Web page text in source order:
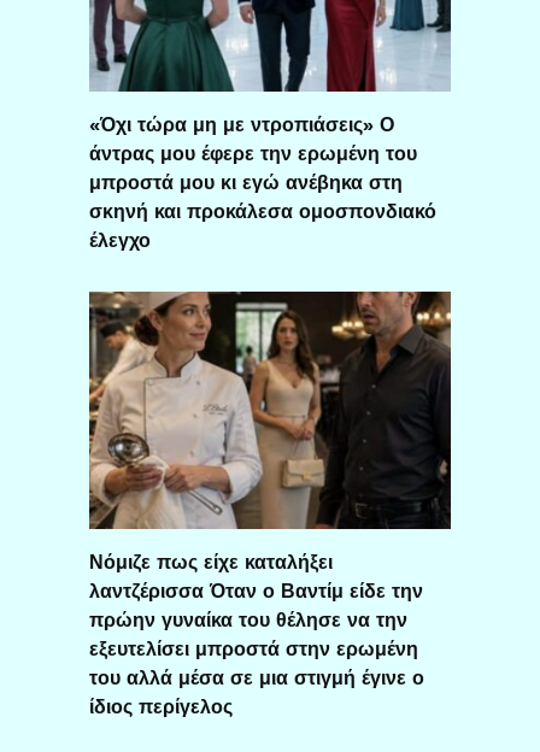
«Όχι τώρα μη με ντροπιάσεις» Ο
άντρας μου έφερε την ερωμένη του
μπροστά μου κι εγώ ανέβηκα στη
σκηνή και προκάλεσα ομοσπονδιακό
έλεγχο
Νόμιζε πως είχε καταλήξει
λαντζέρισσα Όταν ο Βαντίμ είδε την
πρώην γυναίκα του θέλησε να την
εξευτελίσει μπροστά στην ερωμένη
του αλλά μέσα σε μια στιγμή έγινε ο
ίδιος περίγελος